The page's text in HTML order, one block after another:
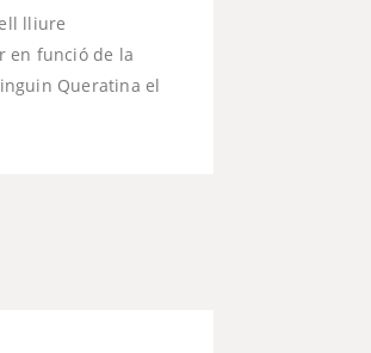
lliure
en funció de la
Queratina el